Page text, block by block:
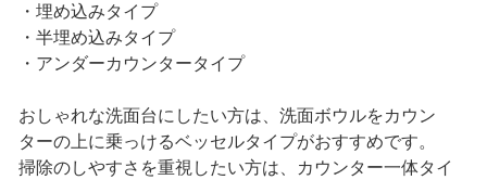
・埋め込みタイプ
・半埋め込みタイプ
・アンダーカウンタータイプ
おしゃれな洗面台にしたい方は、洗面ボウルをカウン
ターの上に乗っけるベッセルタイプがおすすめです。
掃除のしやすさを重視したい方は、カウンター一体タイ